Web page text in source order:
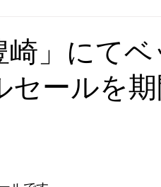
崎」にて
ールを